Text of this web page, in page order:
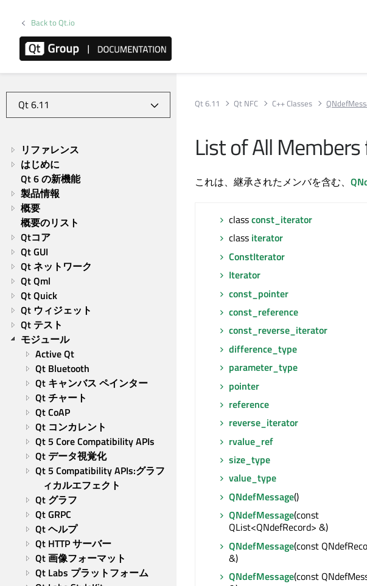
Back to Qt.io
リファレンス
はじめに
Qt 6 の新機能
製品情報
概要
概要のリスト
Qtコア
Qt GUI
Qt ネットワーク
Qt Qml
Qt Quick
Qt ウィジェット
Qt テスト
モジュール
Active Qt
Qt Bluetooth
Qt キャンバス ペインター
Qt チャート
Qt CoAP
Qt コンカレント
Qt 5 Core Compatibility APIs
Qt データ視覚化
Qt 5 Compatibility APIs:グラフ
ィカルエフェクト
Qt グラフ
Qt GRPC
Qt ヘルプ
Qt HTTP サーバー
Qt 画像フォーマット
Qt Labs プラットフォーム
Qt 6.11 Qt NFC C++ Classes
List of All
これは、継承されたメンバを含む、
classconst_iterator
class iterator
ConstIterator
Iterator
const_pointer
const_reference
const_reverse_iterator
difference_type
parameter_type
pointer
reference
reverse_iterator
rvalue_ref
size_type
value_type
QNdefMessage()
QNdefMessage(const
QList<QNdefRecord> &)
QNdefMessage(const
&)
QNdefMessage(const